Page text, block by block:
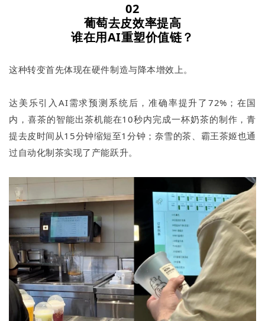
02
葡萄去皮效率提高
谁在用AI重塑价值链？
这种转变首先体现在硬件制造与降本增效上。
达美乐引入AI需求预测系统后，准确率提升了72%；在国
内，喜茶的智能出茶机能在10秒内完成一杯奶茶的制作，青
提去皮时间从15分钟缩短至1分钟；奈雪的茶、霸王茶姬也通
过自动化制茶实现了产能跃升。